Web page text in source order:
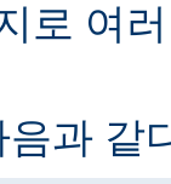
로 여
과 같